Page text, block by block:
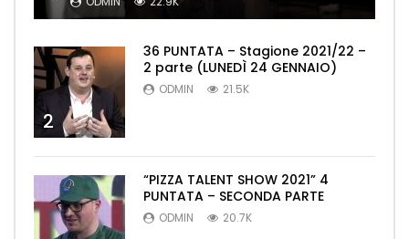
2
36 PUNTATA – Stagione 2021/22 –
2 parte (LUNEDÌ 24 GENNAIO)
ODMIN 21.5K
“PIZZA TALENT SHOW 2021” 4
PUNTATA – SECONDA PARTE
ODMIN 20.7K